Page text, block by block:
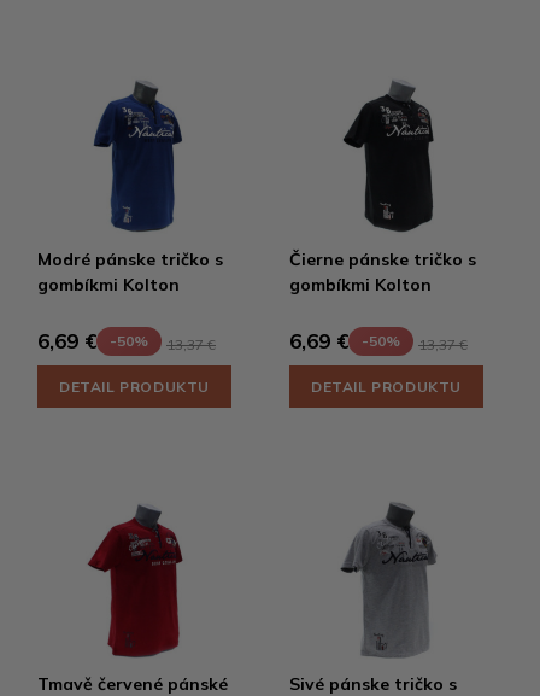
Modré pánske tričko s
gombíkmi Kolton
6,69 € -50% 13,37 €
DETAIL PRODUKTU
Čierne pánske tričko s
gombíkmi Kolton
6,69 € -50% 13,37 €
DETAIL PRODUKTU
Tmavě červené pánské
Sivé pánske tričko s